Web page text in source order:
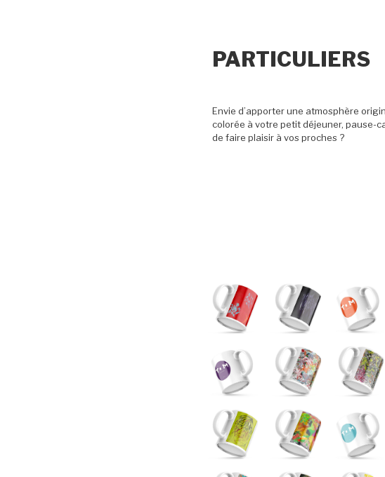
PARTICULIERS
Envie d’apporter une atmosphère
colorée à votre petit déjeuner, pause-
de faire plaisir à vos proches ?